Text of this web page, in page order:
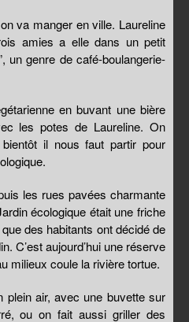
va manger en ville. Laureline
amies a elle dans un petit
un genre de café-boulangerie-
en buvant une bière
les potes de Laureline. On
il nous faut partir pour
les rues pavées charmante
écologique était une friche
des habitants ont décidé de
C’est aujourd’hui une réserve
milieux coule la rivière tortue.
plein air, avec une buvette sur
ou on fait aussi griller des